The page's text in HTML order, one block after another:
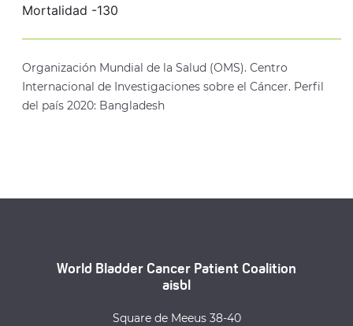
Mortalidad -130
Organización Mundial de la Salud (OMS). Centro
Internacional de Investigaciones sobre el Cáncer. Perfil
del país 2020: Bangladesh
World Bladder Cancer Patient Coalition
aisbl
Square de Meeus 38-40